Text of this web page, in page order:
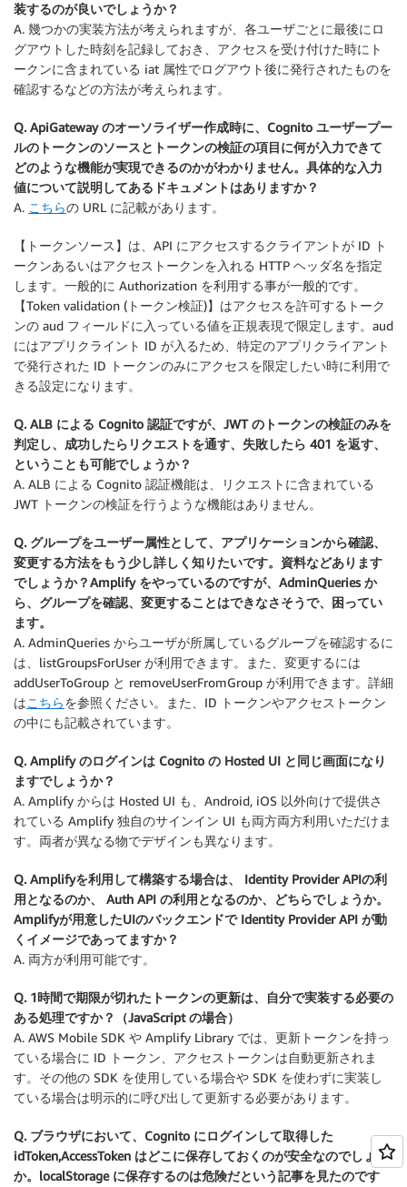
装するのが良いでしょうか？
A. 幾つかの実装方法が考えられますが、各ユーザごとに最後にロ
グアウトした時刻を記録しておき、アクセスを受け付けた時にト
ークンに含まれている iat 属性でログアウト後に発行されたものを
確認するなどの方法が考えられます。
Q. ApiGateway のオーソライザー作成時に、Cognito ユーザープー
ルのトークンのソースとトークンの検証の項目に何が入力できて
どのような機能が実現できるのかがわかりません。具体的な入力
値について説明してあるドキュメントはありますか？
A. こちらの URL に記載があります。
【トークンソース】は、API にアクセスするクライアントが ID ト
ークンあるいはアクセストークンを入れる HTTP ヘッダ名を指定
します。一般的に Authorization を利用する事が一般的です。
【Token validation (トークン検証)】はアクセスを許可するトーク
ンの aud フィールドに入っている値を正規表現で限定します。aud
にはアプリクライント ID が入るため、特定のアプリクライアント
で発行された ID トークンのみにアクセスを限定したい時に利用で
きる設定になります。
Q. ALB による Cognito 認証ですが、JWT のトークンの検証のみを
判定し、成功したらリクエストを通す、失敗したら 401 を返す、
ということも可能でしょうか？
A. ALB による Cognito 認証機能は、リクエストに含まれている
JWT トークンの検証を行うような機能はありません。
Q. グループをユーザー属性として、アプリケーションから確認、
変更する方法をもう少し詳しく知りたいです。資料などあります
でしょうか？Amplify をやっているのですが、AdminQueries か
ら、グループを確認、変更することはできなさそうで、困ってい
ます。
A. AdminQueries からユーザが所属しているグループを確認するに
は、listGroupsForUser が利用できます。また、変更するには
addUserToGroup と removeUserFromGroup が利用できます。詳細
はこちらを参照ください。また、ID トークンやアクセストークン
の中にも記載されています。
Q. Amplify のログインは Cognito の Hosted UI と同じ画面になり
ますでしょうか？
A. Amplify からは Hosted UI も、Android, iOS 以外向けで提供さ
れている Amplify 独自のサインイン UI も両方両方利用いただけま
す。両者が異なる物でデザインも異なります。
Q. Amplifyを利用して構築する場合は、 Identity Provider APIの利
用となるのか、 Auth API の利用となるのか、どちらでしょうか。
Amplifyが用意したUIのバックエンドで Identity Provider API が動
くイメージであってますか？
A. 両方が利用可能です。
Q. 1時間で期限が切れたトークンの更新は、自分で実装する必要の
ある処理ですか？（JavaScript の場合）
A. AWS Mobile SDK や Amplify Library では、更新トークンを持っ
ている場合に ID トークン、アクセストークンは自動更新されま
す。その他の SDK を使用している場合や SDK を使わずに実装し
ている場合は明示的に呼び出して更新する必要があります。
Q. ブラウザにおいて、Cognito にログインして取得した
idToken,AccessToken はどこに保存しておくのが安全なのでしょう
か。localStorage に保存するのは危険だという記事を見たのです